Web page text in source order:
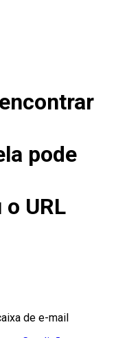
pode
URL
de e-mail